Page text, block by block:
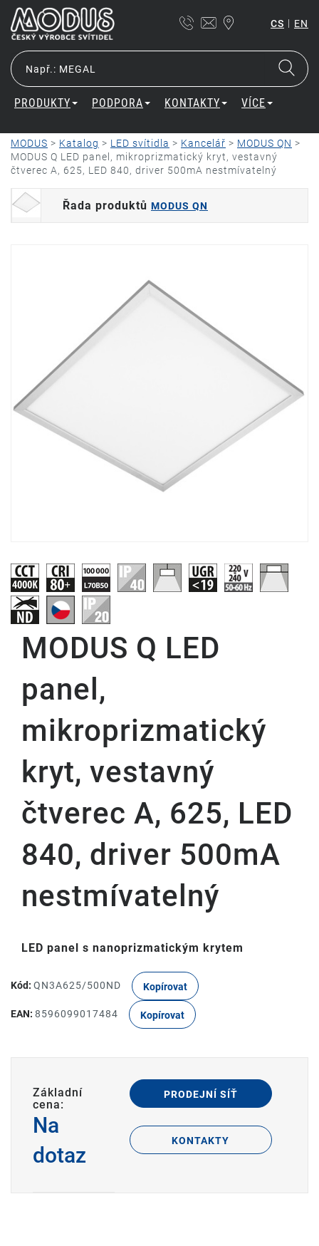
CS | EN
PRODUKTY PODPORA KONTAKTY VÍCE
MODUS > Katalog > LED svítidla > Kancelář > MODUS QN >
MODUS Q LED panel, mikroprizmatický kryt, vestavný
čtverec A, 625, LED 840, driver 500mA nestmívatelný
Řada produktů MODUS QN
MODUS Q LED
panel,
mikroprizmatický
kryt, vestavný
čtverec A, 625, LED
840, driver 500mA
nestmívatelný
LED panel s nanoprizmatickým krytem
Kód: QN3A625/500ND Kopírovat
EAN: 8596099017484 Kopírovat
Základní
cena:
Na
dotaz
PRODEJNÍ SÍŤ
KONTAKTY